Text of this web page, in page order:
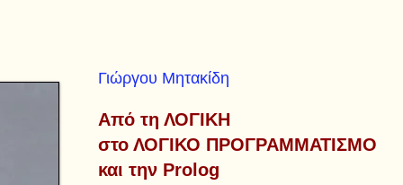
Γιώργου Μητακίδη
Από τη ΛΟΓΙΚΗ
στο ΛΟΓΙΚΟ ΠΡΟΓΡΑΜΜΑΤΙΣΜΟ
και την Prolog